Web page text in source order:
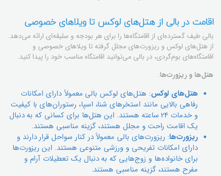
اقامت در بالی از هتل‌های لوکس تا ویلاهای خصوصی
بالی طیف گسترده‌ای از اقامتگاه‌ها را برای هر بودجه و سلیقه‌ای ارائه می‌دهد.
از هتل‌های لوکس و ریزورت‌های مجلل گرفته تا ویلاهای خصوصی و
اقامتگاه‌های بوم‌گردی، در بالی می‌توانید اقامتگاه مناسب خود را پیدا کنید.
هتل‌ها و ریزورت‌ها:
هتل‌های لوکس: هتل‌های لوکس بالی معمولاً دارای امکانات
رفاهی بالایی مانند استخرهای شنا، اسپا، رستوران‌های با کیفیت
و خدمات 24 ساعته هستند. این هتل‌ها برای کسانی که به دنبال
یک اقامت راحت و مجلل هستند، گزینه مناسبی هستند.
ریزورت‌ها: ریزورت‌های بالی معمولاً در کنار سواحل قرار دارند و
دارای امکانات تفریحی و ورزشی متنوعی هستند. این ریزورت‌ها
برای خانواده‌ها و زوج‌هایی که به دنبال یک تعطیلات آرام و
مفرح هستند، گزینه مناسبی هستند.